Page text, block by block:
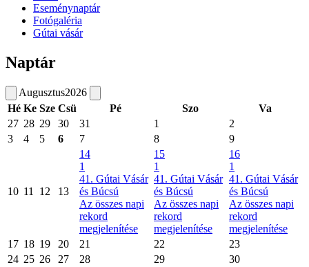
Eseménynaptár
Fotógaléria
Gútai vásár
Naptár
Augusztus2026
Hé Ke Sze Csü Pé Szo
Va
27 28 29 30 31 1
2
3
4 5 6 7 8 9
10 11 12 13
14
1
41. Gútai Vásár
és Búcsú
Az összes napi
rekord
megjelenítése
15
1
41. Gútai Vásár
és Búcsú
Az összes napi
rekord
megjelenítése
16
1
41. Gútai Vásár
és Búcsú
Az összes napi
rekord
megjelenítése
17 18 19 20 21 22
23
24 25 26 27 28 29
30